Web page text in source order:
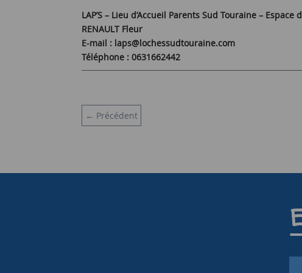
LAP’S – Lieu d’Accueil Parents Sud Touraine –
RENAULT Fleur
E-mail : laps@lochessudtouraine.com
Téléphone : 0631662442
← Précédent